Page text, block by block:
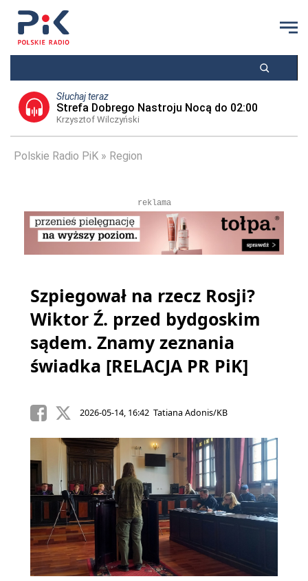
Słuchaj teraz
Strefa Dobrego Nastroju Nocą do 02:00
Krzysztof Wilczyński
Polskie Radio PiK Region
reklama
Szpiegował na rzecz Rosji?
Wiktor Ź. przed bydgoskim
sądem. Znamy zeznania
świadka [RELACJA PR PiK]
2026-05-14, 16:42 Tatiana Adonis/KB